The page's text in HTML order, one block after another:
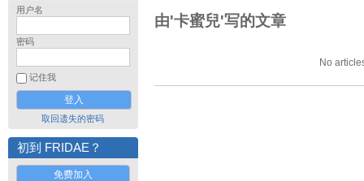
用户名
密码
记住我
取回遗失的密码
初到 FRIDAE？
免费加入
由'卡蜜兒'写的文章
No